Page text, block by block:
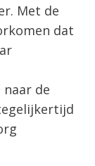
Met de
dat
de